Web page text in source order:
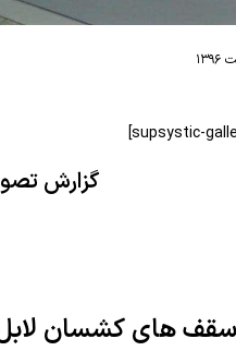
گزارش
های کشسان